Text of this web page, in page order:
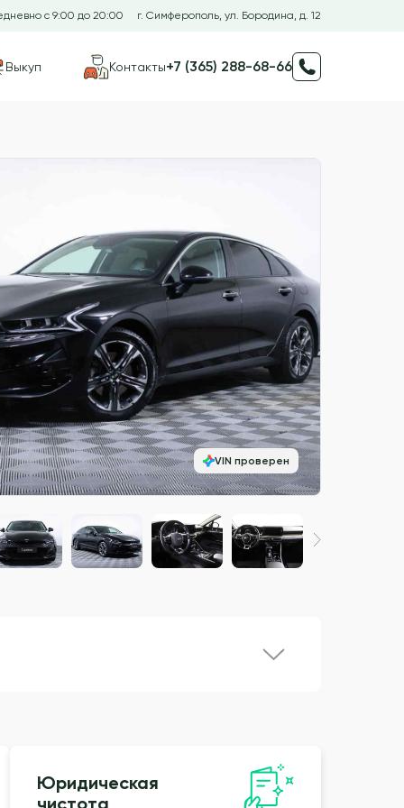
с 9:00 до 20:00 г. Симферополь, ул. Бородина, д. 12
Выкуп Контакты+7 (365) 288-68-66
VIN проверен
Юридическая
чистота